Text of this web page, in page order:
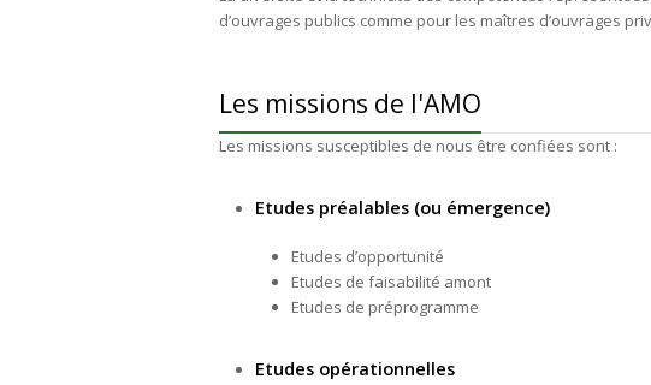
d’ouvrages publics comme pour les maîtres d’ouvrages
Les missions de l'AMO
Les missions susceptibles de nous être confiées sont :
Etudes préalables (ou émergence)
Etudes d’opportunité
Etudes de faisabilité amont
Etudes de préprogramme
Etudes opérationnelles